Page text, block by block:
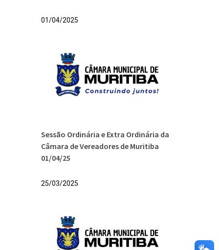
01/04/2025
Sessão Ordinária e Extra Ordinária da
Câmara de Vereadores de Muritiba
01/04/25
25/03/2025